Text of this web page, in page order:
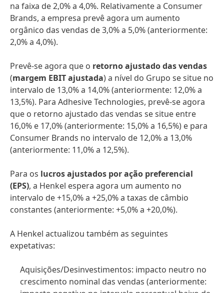
na faixa de 2,0% a 4,0%. Relativamente a Consumer
Brands, a empresa prevê agora um aumento
orgânico das vendas de 3,0% a 5,0% (anteriormente:
2,0% a 4,0%).
Prevê-se agora que o retorno ajustado das vendas
(margem EBIT ajustada) a nível do Grupo se situe no
intervalo de 13,0% a 14,0% (anteriormente: 12,0% a
13,5%). Para Adhesive Technologies, prevê-se agora
que o retorno ajustado das vendas se situe entre
16,0% e 17,0% (anteriormente: 15,0% a 16,5%) e para
Consumer Brands no intervalo de 12,0% a 13,0%
(anteriormente: 11,0% a 12,5%).
Para os lucros ajustados por ação preferencial
(EPS), a Henkel espera agora um aumento no
intervalo de +15,0% a +25,0% a taxas de câmbio
constantes (anteriormente: +5,0% a +20,0%).
A Henkel actualizou também as seguintes
expetativas:
Aquisições/Desinvestimentos: impacto neutro no
crescimento nominal das vendas (anteriormente: